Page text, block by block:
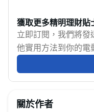
獲取更多精明理財貼
立即訂閱，我們將發
他實用方法到你的電
關於作者